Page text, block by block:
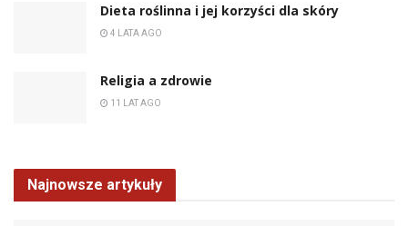
Dieta roślinna i jej korzyści dla skóry
4 LATA AGO
Religia a zdrowie
11 LAT AGO
Najnowsze artykuły